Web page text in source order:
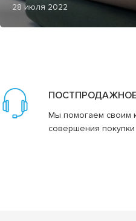
28 июля 2022
Мы помогаем своим
совершения покупки